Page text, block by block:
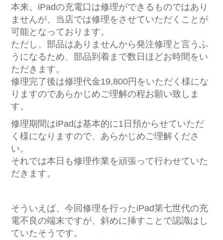
本来、iPadの充電口は修理ができるものではあり
ませんが、当店では修理をさせていただくことが
可能となっております。
ただし、部品はありませんから発注修理と言うふ
うになるため、部品到着まで数日ほどお時間をい
ただきます。
修理完了後は修理代金19,800円をいただく様にな
りますのであらかじめご理解の程お願い致しま
す。
修理期間はiPadは基本的に1日預からせていただ
く様になりますので、あらかじめご理解くださ
い。
それでは本日も修理作業を頑張って行わせていた
だきます。
そういえば、今回修理を行ったiPad第七世代の充
電不良の端末ですが、斜めに挿すことで認識はし
ていたそうです。